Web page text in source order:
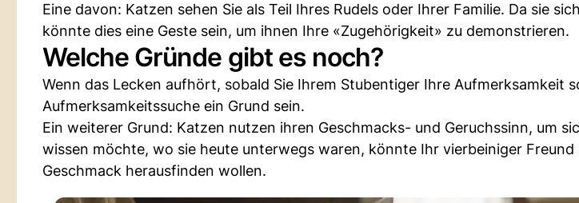
Eine davon: Katzen sehen Sie als Teil Ihres Rudels oder Ihrer Familie. Da sie
könnte dies eine Geste sein, um ihnen Ihre «Zugehörigkeit» zu demonstrieren.
Welche Gründe gibt es noch?
Wenn das Lecken aufhört, sobald Sie Ihrem Stubentiger Ihre Aufmerksamkeit
Aufmerksamkeitssuche ein Grund sein.
Ein weiterer Grund: Katzen nutzen ihren Geschmacks- und Geruchssinn, um
wissen möchte, wo sie heute unterwegs waren, könnte Ihr vierbeiniger Freund
Geschmack herausfinden wollen.